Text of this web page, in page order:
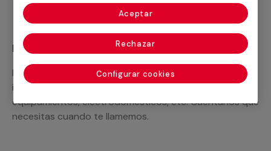
Recuerda que en MULTIMAP
Podemos ofrecer cualquier servicio a medida
incluyendo todo lo que necesites: materiales,
equipamientos, electrodomésticos, etc. Cuéntanos que
necesitas cuando te llamemos.
Configurar cookies
Rechazar
Aceptar